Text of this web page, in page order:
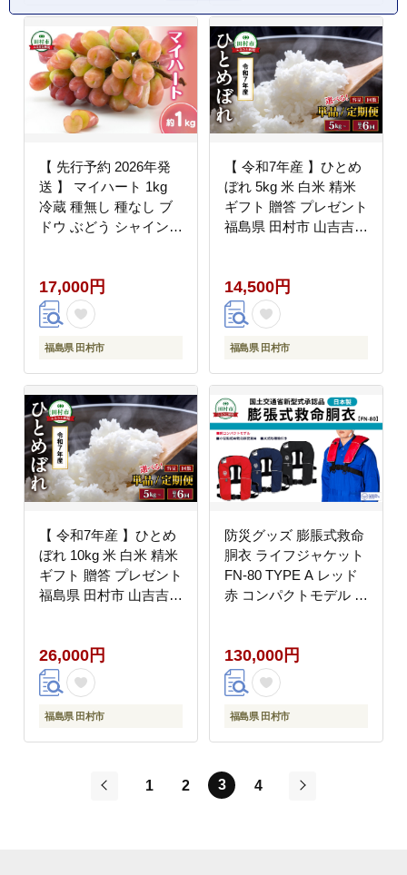
木農園
【 先行予約 2026年発
送 】 マイハート 1kg
冷蔵 種無し 種なし ブ
ドウ ぶどう シャインマ
味しい 食べ方 ランキン
グ おすすめ 福島県 田
村市 福島 ふくしま 鈴
木農園 でんじろうさん
17,000円
福島県 田村市
【 令和7年産 】ひとめ
ぼれ 5kg 米 白米 精米
ギフト 贈答 プレゼント
福島県 田村市 山吉吉田
14,500円
福島県 田村市
【 令和7年産 】ひとめ
ぼれ 10kg 米 白米 精米
ギフト 贈答 プレゼント
福島県 田村市 山吉吉田
26,000円
福島県 田村市
防災グッズ 膨脹式救命
胴衣 ライフジャケット
FN-80 TYPE A レッド
赤 コンパクトモデル 国
本製 作業用 国産 福島
県 田村市 藤倉航装
130,000円
福島県 田村市
1 2 3
4